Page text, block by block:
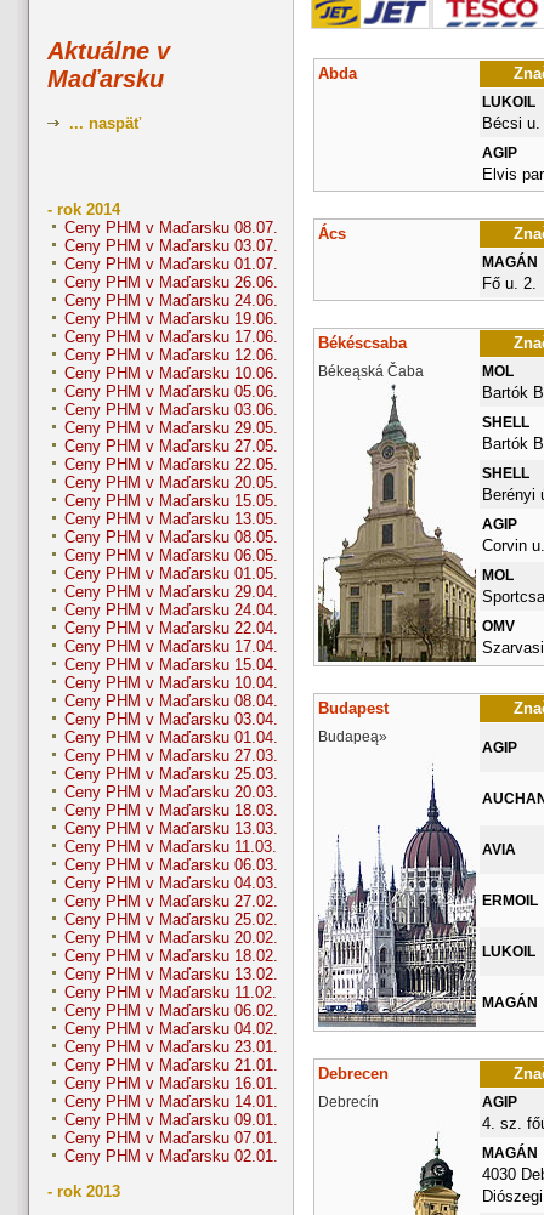
Aktuálne v
Maďarsku
... naspäť
- rok 2014
Ceny PHM v Maďarsku 08.07.
Ceny PHM v Maďarsku 03.07.
Ceny PHM v Maďarsku 01.07.
Ceny PHM v Maďarsku 26.06.
Ceny PHM v Maďarsku 24.06.
Ceny PHM v Maďarsku 19.06.
Ceny PHM v Maďarsku 17.06.
Ceny PHM v Maďarsku 12.06.
Ceny PHM v Maďarsku 10.06.
Ceny PHM v Maďarsku 05.06.
Ceny PHM v Maďarsku 03.06.
Ceny PHM v Maďarsku 29.05.
Ceny PHM v Maďarsku 27.05.
Ceny PHM v Maďarsku 22.05.
Ceny PHM v Maďarsku 20.05.
Ceny PHM v Maďarsku 15.05.
Ceny PHM v Maďarsku 13.05.
Ceny PHM v Maďarsku 08.05.
Ceny PHM v Maďarsku 06.05.
Ceny PHM v Maďarsku 01.05.
Ceny PHM v Maďarsku 29.04.
Ceny PHM v Maďarsku 24.04.
Ceny PHM v Maďarsku 22.04.
Ceny PHM v Maďarsku 17.04.
Ceny PHM v Maďarsku 15.04.
Ceny PHM v Maďarsku 10.04.
Ceny PHM v Maďarsku 08.04.
Ceny PHM v Maďarsku 03.04.
Ceny PHM v Maďarsku 01.04.
Ceny PHM v Maďarsku 27.03.
Ceny PHM v Maďarsku 25.03.
Ceny PHM v Maďarsku 20.03.
Ceny PHM v Maďarsku 18.03.
Ceny PHM v Maďarsku 13.03.
Ceny PHM v Maďarsku 11.03.
Ceny PHM v Maďarsku 06.03.
Ceny PHM v Maďarsku 04.03.
Ceny PHM v Maďarsku 27.02.
Ceny PHM v Maďarsku 25.02.
Ceny PHM v Maďarsku 20.02.
Ceny PHM v Maďarsku 18.02.
Ceny PHM v Maďarsku 13.02.
Ceny PHM v Maďarsku 11.02.
Ceny PHM v Maďarsku 06.02.
Ceny PHM v Maďarsku 04.02.
Ceny PHM v Maďarsku 23.01.
Ceny PHM v Maďarsku 21.01.
Ceny PHM v Maďarsku 16.01.
Ceny PHM v Maďarsku 14.01.
Ceny PHM v Maďarsku 09.01.
Ceny PHM v Maďarsku 07.01.
Ceny PHM v Maďarsku 02.01.
- rok 2013
Abda
LUKOIL
Bécsi u.
AGIP
Elvis
Ács
MAGÁN
Fő u. 2.
Békéscsaba
Békeąská Čaba MOL
Bartók
SHELL
Bartók
SHELL
Berényi
AGIP
Corvin
MOL
OMV
Budapest
Budapeą»
AGIP
AVIA
ERMOIL
LUKOIL
MAGÁN
Debrecen
Debrecín AGIP
4. sz.
MAGÁN
4030